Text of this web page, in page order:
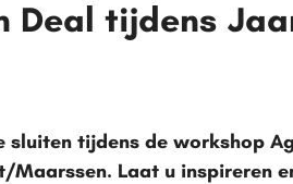
Deal tijdens
sluiten tijdens de workshop
Maarssen. Laat u inspireren